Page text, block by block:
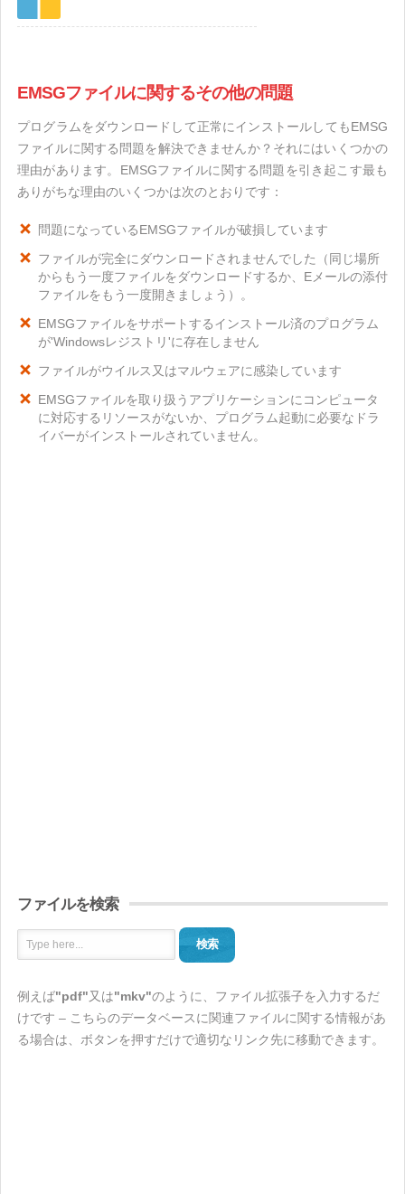
EMSGファイルに関するその他の問題
プログラムをダウンロードして正常にインストールしてもEMSG
ファイルに関する問題を解決できませんか？それにはいくつかの
理由があります。EMSGファイルに関する問題を引き起こす最も
ありがちな理由のいくつかは次のとおりです：
問題になっているEMSGファイルが破損しています
ファイルが完全にダウンロードされませんでした（同じ場所
からもう一度ファイルをダウンロードするか、Eメールの添付
ファイルをもう一度開きましょう）。
EMSGファイルをサポートするインストール済のプログラム
が'Windowsレジストリ'に存在しません
ファイルがウイルス又はマルウェアに感染しています
EMSGファイルを取り扱うアプリケーションにコンピュータ
に対応するリソースがないか、プログラム起動に必要なドラ
イバーがインストールされていません。
ファイルを検索
検索
例えば"pdf"又は"mkv"のように、ファイル拡張子を入力するだ
けです – こちらのデータベースに関連ファイルに関する情報があ
る場合は、ボタンを押すだけで適切なリンク先に移動できます。